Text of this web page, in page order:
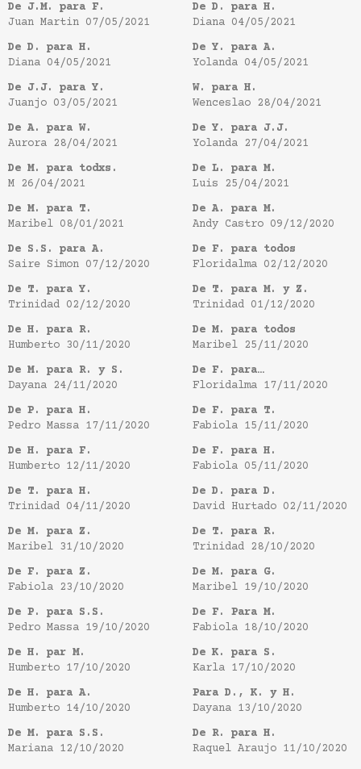
De J.M. para F.
Juan Martin 07/05/2021
De D. para H.
Diana 04/05/2021
De D. para H.
Diana 04/05/2021
De Y. para A.
Yolanda 04/05/2021
De J.J. para Y.
Juanjo 03/05/2021
W. para H.
Wenceslao 28/04/2021
De A. para W.
Aurora 28/04/2021
De Y. para J.J.
Yolanda 27/04/2021
De M. para todxs.
M 26/04/2021
De L. para M.
Luis 25/04/2021
De M. para T.
Maribel 08/01/2021
De A. para M.
Andy Castro 09/12/2020
De S.S. para A.
Saire Simon 07/12/2020
De F. para todos
Floridalma 02/12/2020
De T. para Y.
Trinidad 02/12/2020
De T. para M. y Z.
Trinidad 01/12/2020
De H. para R.
Humberto 30/11/2020
De M. para todos
Maribel 25/11/2020
De M. para R. y S.
Dayana 24/11/2020
De F. para…
Floridalma 17/11/2020
De P. para H.
Pedro Massa 17/11/2020
De F. para T.
Fabiola 15/11/2020
De H. para F.
Humberto 12/11/2020
De F. para H.
Fabiola 05/11/2020
De T. para H.
Trinidad 04/11/2020
De D. para D.
David Hurtado 02/11/2020
De M. para Z.
Maribel 31/10/2020
De T. para R.
Trinidad 28/10/2020
De F. para Z.
Fabiola 23/10/2020
De M. para G.
Maribel 19/10/2020
De P. para S.S.
Pedro Massa 19/10/2020
De F. Para M.
Fabiola 18/10/2020
De H. par M.
Humberto 17/10/2020
De K. para S.
Karla 17/10/2020
De H. para A.
Humberto 14/10/2020
Para D., K. y H.
Dayana 13/10/2020
De M. para S.S.
Mariana 12/10/2020
De R. para H.
Raquel Araujo 11/10/2020